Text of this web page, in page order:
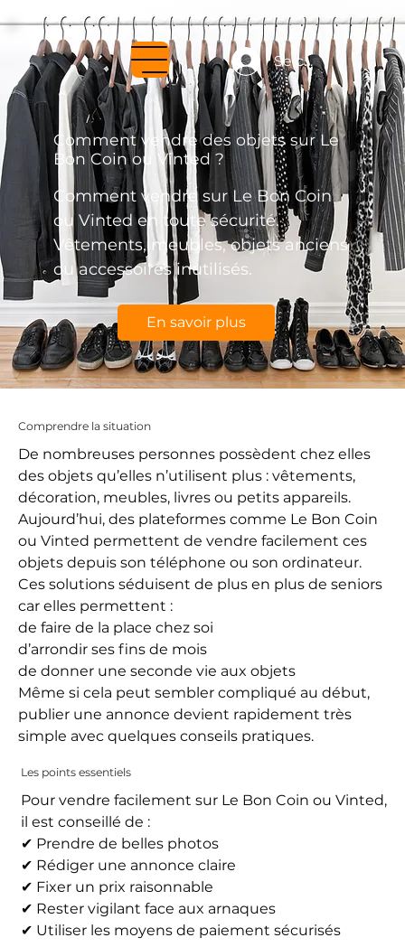
Se connecter
Comment vendre des objets sur Le
Bon Coin ou Vinted ?
Comment vendre sur Le Bon Coin
ou Vinted en toute sécurité.
Vêtements, meubles, objets anciens
ou accessoires inutilisés.
En savoir plus
Comprendre la situation
De nombreuses personnes possèdent chez elles
des objets qu’elles n’utilisent plus : vêtements,
décoration, meubles, livres ou petits appareils.
Aujourd’hui, des plateformes comme Le Bon Coin
ou Vinted permettent de vendre facilement ces
objets depuis son téléphone ou son ordinateur.
Ces solutions séduisent de plus en plus de seniors
car elles permettent :
de faire de la place chez soi
d’arrondir ses fins de mois
de donner une seconde vie aux objets
Même si cela peut sembler compliqué au début,
publier une annonce devient rapidement très
simple avec quelques conseils pratiques.
Les points essentiels
Pour vendre facilement sur Le Bon Coin ou Vinted,
il est conseillé de :
✔ Prendre de belles photos
✔ Rédiger une annonce claire
✔ Fixer un prix raisonnable
✔ Rester vigilant face aux arnaques
✔ Utiliser les moyens de paiement sécurisés